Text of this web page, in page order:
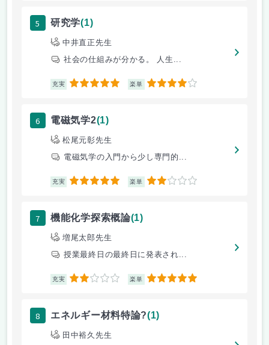
5 研究学(1)
中井直正先生
社会の仕組みが分かる。 人生...
充実 5 楽単 4
6 電磁気学2(1)
松尾元彰先生
電磁気学の入門から少し専門的...
充実 5 楽単 2
7 機能化学探索概論(1)
増尾太郎先生
授業最終日の最終日に発表され...
充実 2 楽単 5
8 エネルギー材料特論?(1)
田中裕久先生